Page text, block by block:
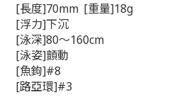
[長度]70mm [重量]18g
[浮力]下沉
[泳深]80〜160cm
[泳姿]顫動
[魚鉤]#8
[路亞環]#3